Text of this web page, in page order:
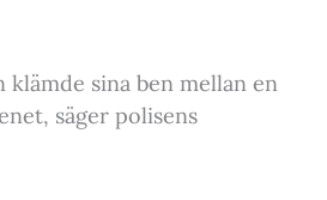
sina ben mellan en
säger polisens